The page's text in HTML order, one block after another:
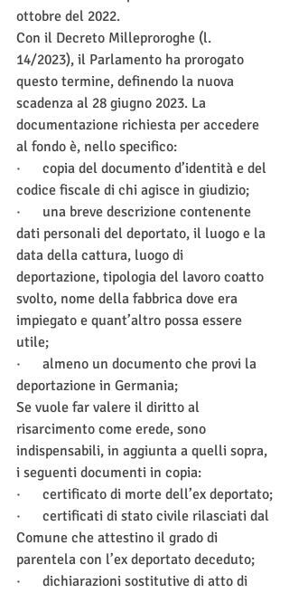
ottobre del 2022.
Con il Decreto Milleproroghe (l.
14/2023), il Parlamento ha prorogato
questo termine, definendo la nuova
scadenza al 28 giugno 2023. La
documentazione richiesta per accedere
al fondo è, nello specifico:
·      copia del documento d’identità e del
codice fiscale di chi agisce in giudizio;
·      una breve descrizione contenente
dati personali del deportato, il luogo e la
data della cattura, luogo di
deportazione, tipologia del lavoro coatto
svolto, nome della fabbrica dove era
impiegato e quant’altro possa essere
utile;
·      almeno un documento che provi la
deportazione in Germania;
Se vuole far valere il diritto al
risarcimento come erede, sono
indispensabili, in aggiunta a quelli sopra,
i seguenti documenti in copia:
·      certificato di morte dell’ex deportato;
·      certificati di stato civile rilasciati dal
Comune che attestino il grado di
parentela con l’ex deportato deceduto;
·      dichiarazioni sostitutive di atto di